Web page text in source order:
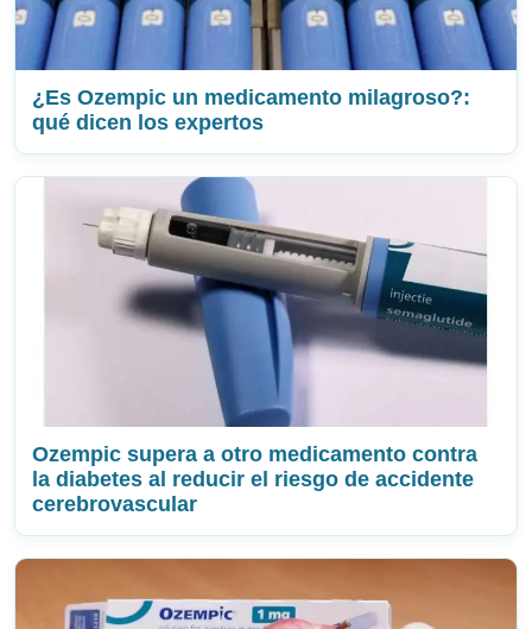
¿Es Ozempic un medicamento milagroso?:
qué dicen los expertos
Ozempic supera a otro medicamento contra
la diabetes al reducir el riesgo de accidente
cerebrovascular